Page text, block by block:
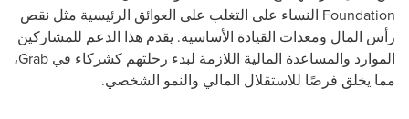
Foundation النساء على التغلب على العوائق الرئيسية مثل نقص
رأس المال ومعدات القيادة الأساسية. يقدم هذا الدعم للمشاركين
الموارد والمساعدة المالية اللازمة لبدء رحلتهم كشركاء في Grab،
مما يخلق فرصًا للاستقلال المالي والنمو الشخصي.